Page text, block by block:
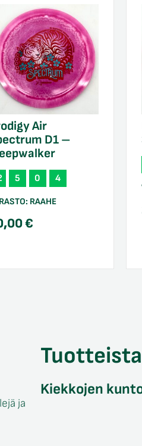
Air
D1 –
5 0 4
RAAHE
€
ja
Kiekkojen